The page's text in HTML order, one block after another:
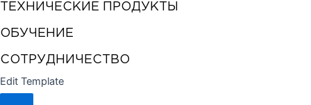
ТЕХНИЧЕСКИЕ ПРОДУКТЫ
ОБУЧЕНИЕ
СОТРУДНИЧЕСТВО
Edit Template